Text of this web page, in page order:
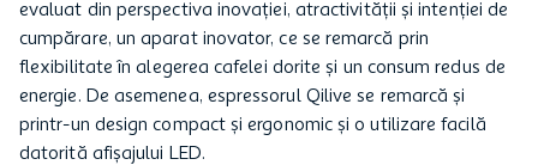
evaluat din perspectiva inovației, atractivității și intenției de
cumpărare, un aparat inovator, ce se remarcă prin
flexibilitate în alegerea cafelei dorite și un consum redus de
energie. De asemenea, espressorul Qilive se remarcă și
printr-un design compact și ergonomic și o utilizare facilă
datorită afișajului LED.